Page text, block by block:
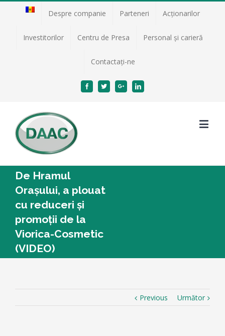
Despre companie Parteneri Acţionarilor
Investitorilor Centru de Presa Personal și carieră
Contactați-ne
FacebookTwitterGoogle+Linkedin
De Hramul
Orașului, a plouat
cu reduceri și
promoții de la
Viorica-Cosmetic
(VIDEO)
Previous Următor